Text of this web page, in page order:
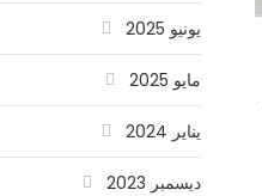
يونيو 2025
مايو 2025
يناير 2024
ديسمبر 2023